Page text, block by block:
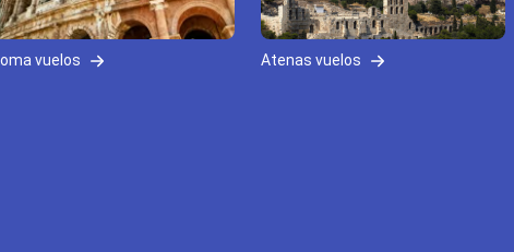
vuelos Atenas vuelos